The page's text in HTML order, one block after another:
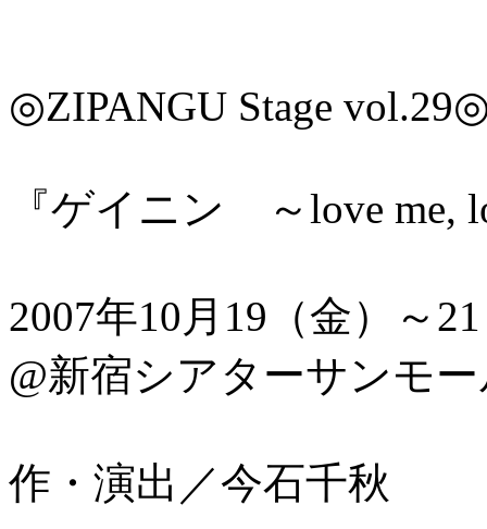
◎ZIPANGU Stage
『ゲイニン ～love me,
2007年10月19（金）～
@新宿シアターサンモ
作・演出／今石千秋